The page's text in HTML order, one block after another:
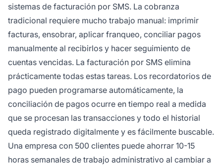
sistemas de facturación por SMS. La cobranza
tradicional requiere mucho trabajo manual: imprimir
facturas, ensobrar, aplicar franqueo, conciliar pagos
manualmente al recibirlos y hacer seguimiento de
cuentas vencidas. La facturación por SMS elimina
prácticamente todas estas tareas. Los recordatorios de
pago pueden programarse automáticamente, la
conciliación de pagos ocurre en tiempo real a medida
que se procesan las transacciones y todo el historial
queda registrado digitalmente y es fácilmente buscable.
Una empresa con 500 clientes puede ahorrar 10-15
horas semanales de trabajo administrativo al cambiar a